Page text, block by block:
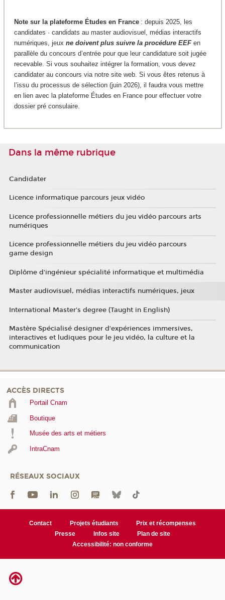
Note sur la plateforme Études en France: depuis 2025, les
candidates · candidats au master audiovisuel, médias interactifs
numériques, jeux ne doivent plus suivre la procédure EEFen
parallèle du concours d’entrée pour que leur candidature soit jugée
recevable. Si vous souhaitez intégrer la formation, vous devez
candidater au concours via notre site web. Si vous êtes retenus à
l’issu du processus de sélection (juin 2026), il faudra vous mettre
en lien avec la plateforme Études en France pour effectuer votre
dossier pré consulaire.
Dans la même rubrique
Candidater
Licence informatique parcours jeux vidéo
Licence professionnelle métiers du jeu vidéo parcours arts
numériques
Licence professionnelle métiers du jeu vidéo parcours
game design
Diplôme d'ingénieur spécialité informatique et multimédia
Master audiovisuel, médias interactifs numériques, jeux
International Master's degree (Taught in English)
Mastère Spécialisé designer d’expériences immersives,
interactives et ludiques pour le jeu vidéo, la culture et la
communication
ACCÈS DIRECTS
Portail Cnam
Boutique
Musée des arts et métiers
IntraCnam
RÉSEAUX SOCIAUX
Contact Projets étudiants
Prix et récompenses
Presse
Infos site
Plan de site
Accessibilité: non conforme